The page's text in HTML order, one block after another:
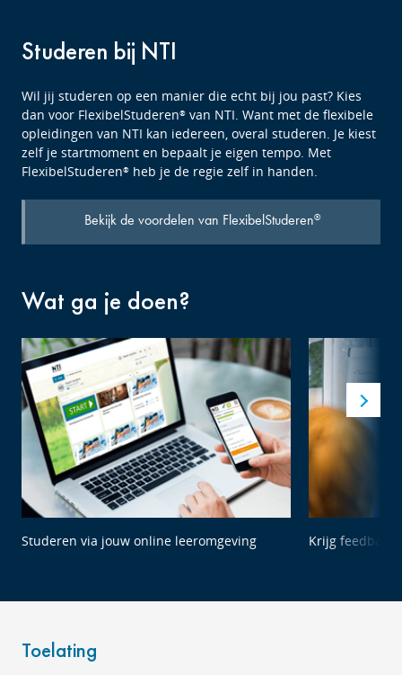
Studeren bij NTI
Wil jij studeren op een manier die echt bij jou past? Kies
dan voor FlexibelStuderen® van NTI. Want met de flexibele
opleidingen van NTI kan iedereen, overal studeren. Je kiest
zelf je startmoment en bepaalt je eigen tempo. Met
FlexibelStuderen® heb je de regie zelf in handen.
Bekijk de voordelen van FlexibelStuderen®
Wat ga je doen?
Studeren via jouw online leeromgeving Krijg feedback
Toelating